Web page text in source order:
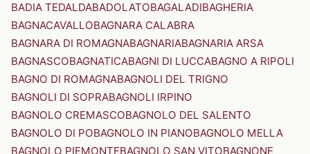
BADIA TEDALDABADOLATOBAGALADIBAGHERIA
BAGNACAVALLOBAGNARA CALABRA
BAGNARA DI ROMAGNABAGNARIABAGNARIA ARSA
BAGNASCOBAGNATICABAGNI DI LUCCABAGNO A RIPOLI
BAGNO DI ROMAGNABAGNOLI DEL TRIGNO
BAGNOLI DI SOPRABAGNOLI IRPINO
BAGNOLO CREMASCOBAGNOLO DEL SALENTO
BAGNOLO DI POBAGNOLO IN PIANOBAGNOLO MELLA
BAGNOLO PIEMONTEBAGNOLO SAN VITOBAGNONE